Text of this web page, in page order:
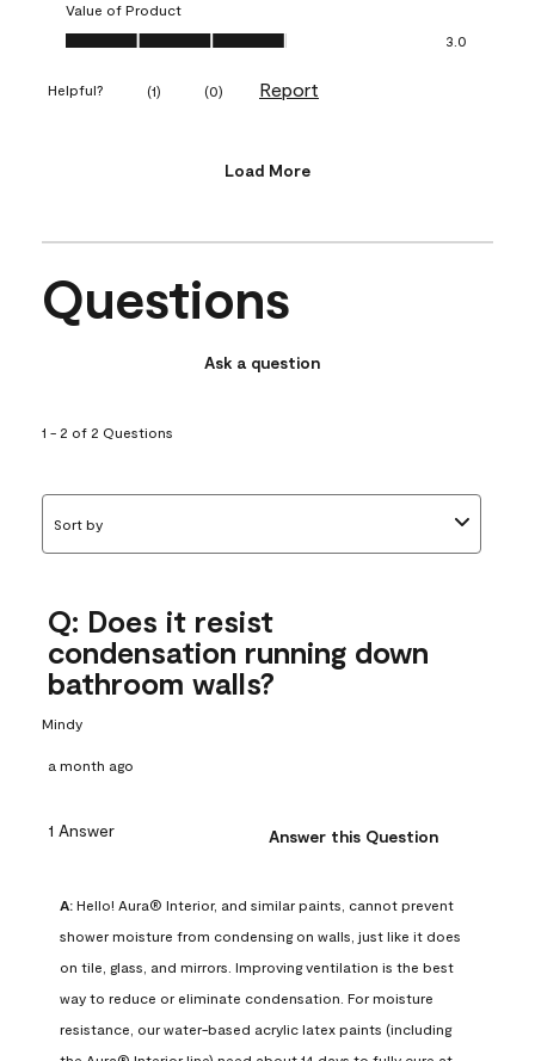
Value of Product
Value of Product, 3.0 out of 5
3.0
Helpful? (1) (0) Report
Load More
Questions
Ask a question
1 - 2 of 2 Questions
Sort by
Q: Does it resist
condensation running down
bathroom walls?
Mindy
a month ago
1 Answer Answer this Question
A: Hello! Aura® Interior, and similar paints, cannot prevent
shower moisture from condensing on walls, just like it does
on tile, glass, and mirrors. Improving ventilation is the best
way to reduce or eliminate condensation. For moisture
resistance, our water-based acrylic latex paints (including